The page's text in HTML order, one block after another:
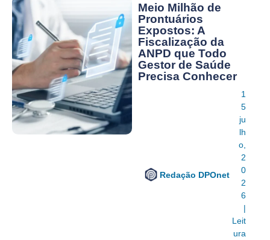
Meio Milhão de
Prontuários
Expostos: A
Fiscalização da
ANPD que Todo
Gestor de Saúde
Precisa Conhecer
Redação DPOnet
1
5
ju
lh
o,
2
0
2
6
|
Leit
ura